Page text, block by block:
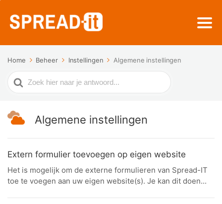
Home Beheer Instellingen Algemene instellingen
Zoek
naar
Algemene instellingen
Extern formulier toevoegen op eigen website
Het is mogelijk om de externe formulieren van Spread-IT
toe te voegen aan uw eigen website(s). Je kan dit doen...